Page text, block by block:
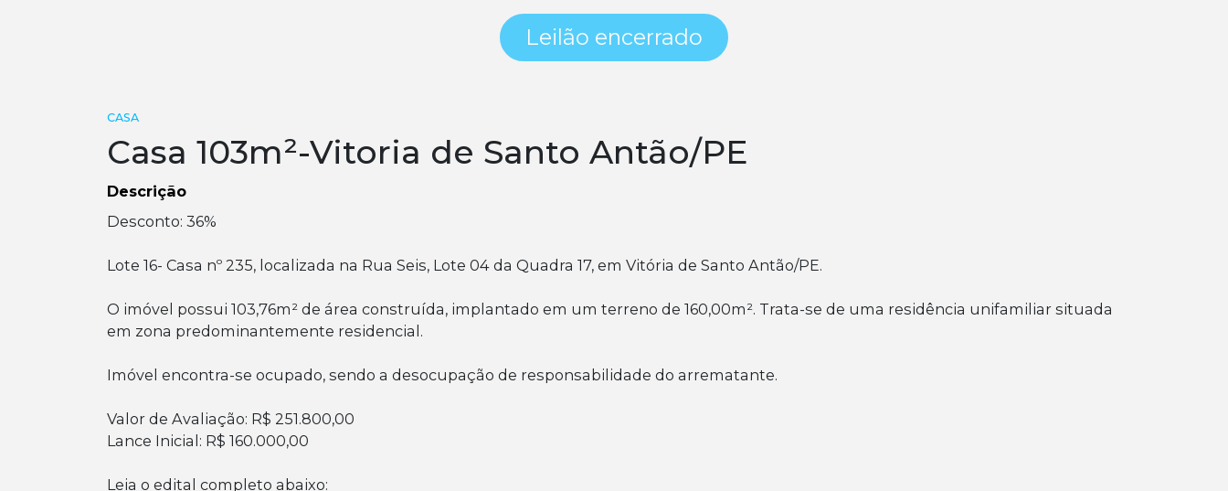
Leilão encerrado
CASA
Casa 103m²-Vitoria de Santo Antão/PE
Descrição
Desconto: 36%
Lote 16- Casa nº 235, localizada na Rua Seis, Lote 04 da Quadra 17, em Vitória de Santo Antão/PE.
O imóvel possui 103,76m² de área construída, implantado em um terreno de 160,00m². Trata-se de uma residência unifamiliar situada
em zona predominantemente residencial.
Imóvel encontra-se ocupado, sendo a desocupação de responsabilidade do arrematante.
Valor de Avaliação: R$ 251.800,00
Lance Inicial: R$ 160.000,00
Leia o edital completo abaixo: